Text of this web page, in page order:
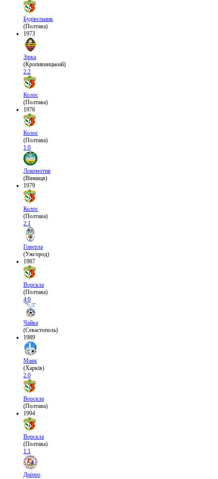
Будівельник
(Полтава)
1973
Зірка
(Кропивницький)
2:2
Колос
(Полтава)
1976
Колос
(Полтава)
1:0
Локомотив
(Вінниця)
1979
Колос
(Полтава)
2:1
Говерла
(Ужгород)
1987
Ворскла
(Полтава)
4:0
Чайка
(Севастополь)
1989
Маяк
(Харків)
2:0
Ворскла
(Полтава)
1994
Ворскла
(Полтава)
1:1
Дніпро